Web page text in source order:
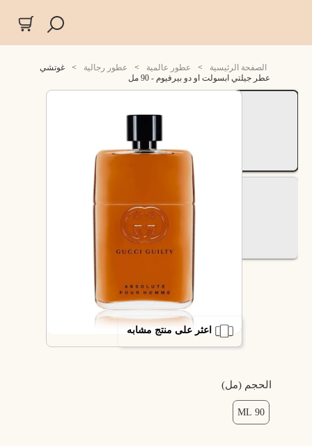
الصفحة الرئيسية > عطور عالمية > عطور رجالية >
غوتشي
عطر جيلتي ابسولت او دو بيرفيوم - 90 مل
اعثر على منتج مشابه
الحجم (مل)
90 ML